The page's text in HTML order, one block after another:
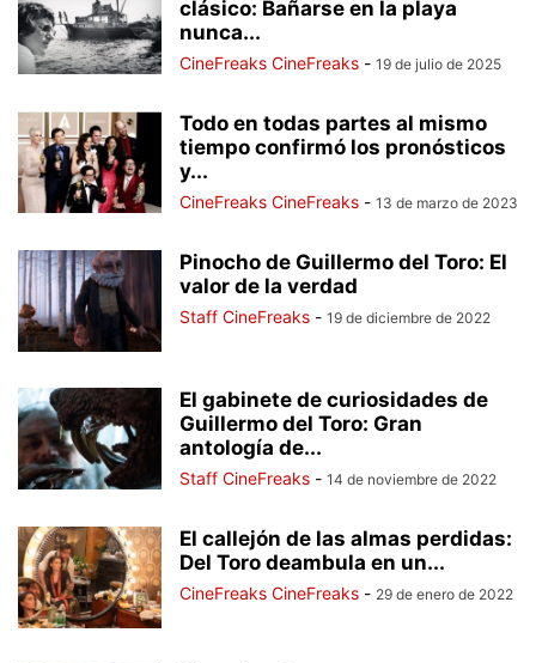
clásico: Bañarse en la playa
nunca...
CineFreaks CineFreaks - 19 de julio de 2025
Todo en todas partes al mismo
tiempo confirmó los pronósticos
y...
CineFreaks CineFreaks - 13 de marzo de 2023
Pinocho de Guillermo del Toro: El
valor de la verdad
Staff CineFreaks - 19 de diciembre de 2022
El gabinete de curiosidades de
Guillermo del Toro: Gran
antología de...
Staff CineFreaks - 14 de noviembre de 2022
El callejón de las almas perdidas:
Del Toro deambula en un...
CineFreaks CineFreaks - 29 de enero de 2022